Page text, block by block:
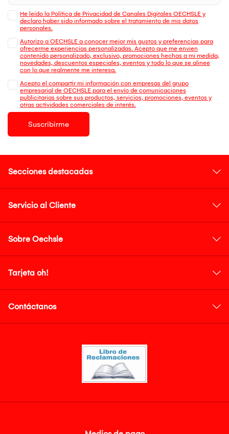
He leído la Política de Privacidad de Canales Digitales OECHSLE y
declaro haber sido informado sobre el tratamiento de mis datos
personales.
Autorizo a OECHSLE a conocer mejor mis gustos y preferencias para
ofrecerme experiencias personalizadas. Acepto que me envien
contenido personalizado, exclusivo, promociones hechas a mi medida,
novedades, descuentos especiales, eventos y todo lo que se alinee
con lo que realmente me interesa.
Acepto el compartir mi información con empresas del grupo
empresarial de OECHSLE para el envío de comunicaciones
publicitarias sobre sus productos, servicios, promociones, eventos y
otras actividades comerciales de interés.
Suscribirme
Secciones destacadas
Servicio al Cliente
Sobre Oechsle
Tarjeta oh!
Contáctanos